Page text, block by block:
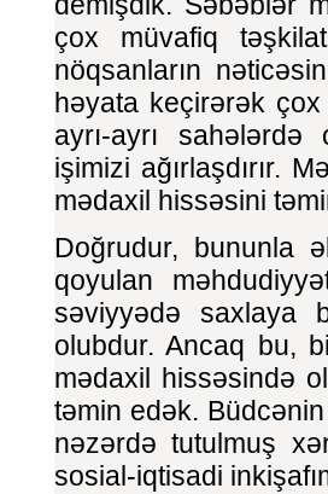
çox müvafiq
nöqsanların
həyata keçirərək
ayrı-ayrı sahələrdə
işimizi ağırlaşdırır.
mədaxil hissəsini
Doğrudur, bununla
qoyulan
səviyyədə saxlaya
olubdur. Ancaq bu,
mədaxil hissəsində
təmin edək.
nəzərdə tutulmuş
sosial-iqtisadi